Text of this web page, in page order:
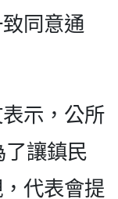
同意通
示，公所
了讓鎮民
代表會提